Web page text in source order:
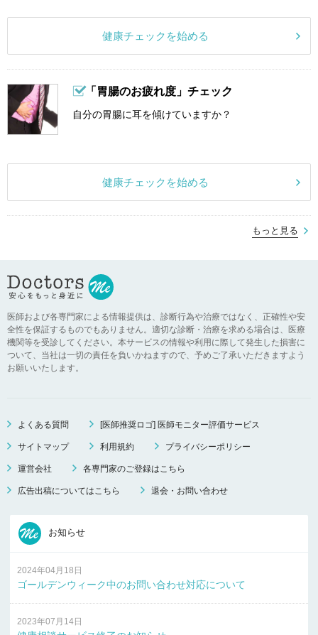
健康チェックを始める
「胃腸のお疲れ度」チェック
自分の胃腸に耳を傾けていますか？
健康チェックを始める
もっと見る
医師および各専門家による情報提供は、診断行為や治療ではなく、正確性や安
全性を保証するものでもありません。適切な診断・治療を求める場合は、医療
機関等を受診してください。本サービスの情報や利用に際して発生した損害に
ついて、当社は一切の責任を負いかねますので、予めご了承いただきますよう
お願いいたします。
よくある質問 [医師推奨ロゴ] 医師モニター評価サービス
サイトマップ 利用規約 プライバシーポリシー
運営会社 各専門家のご登録はこちら
広告出稿についてはこちら 退会・お問い合わせ
お知らせ
2024年04月18日
ゴールデンウィーク中のお問い合わせ対応について
2023年07月14日